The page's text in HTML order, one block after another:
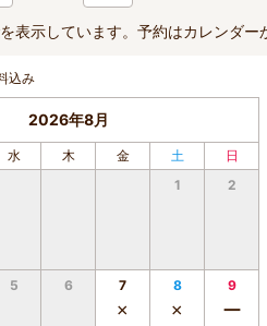
を表示しています。予約はカレンダー
込み
2026年8月
水 木 金 土
日
1
2
5 6 7
×
8
×
9
ー